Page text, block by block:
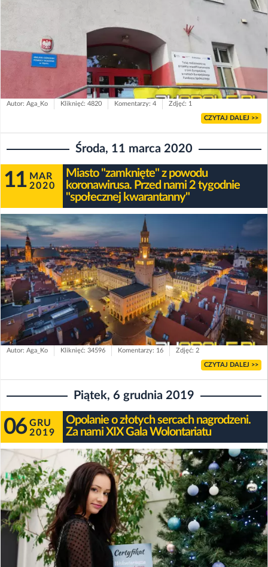
Autor: Aga_Ko Kliknięć: 4820 Komentarzy: 4 Zdjęć: 1
CZYTAJ DALEJ >>
Środa, 11 marca 2020
11 MAR
2020
Miasto "zamknięte" z powodu
koronawirusa. Przed nami 2 tygodnie
"społecznej kwarantanny"
Autor: Aga_Ko Kliknięć: 34596 Komentarzy: 16 Zdjęć: 2
CZYTAJ DALEJ >>
Piątek, 6 grudnia 2019
06 GRU
2019
Opolanie o złotych sercach nagrodzeni.
Za nami XIX Gala Wolontariatu